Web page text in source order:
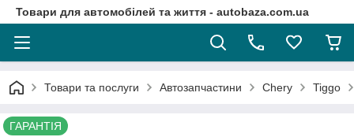
Товари для автомобілей та життя - autobaza.com.ua
Товари та послуги Автозапчастини Chery Tiggo
ГАРАНТІЯ